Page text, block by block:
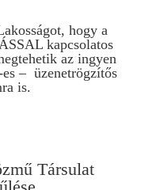
hogy a
kapcsolatos
az ingyen
– üzenetrögzítős
is.
Társulat